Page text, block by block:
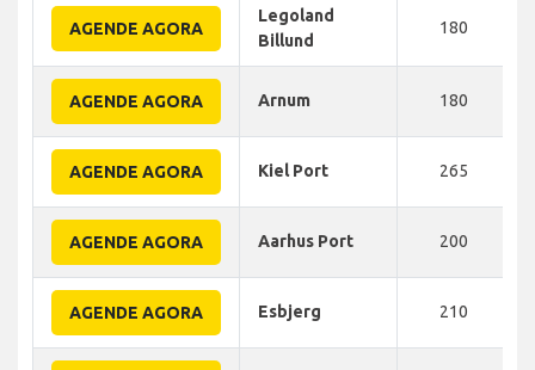
AGENDE AGORA
Legoland
Billund
180
AGENDE AGORA Arnum 180
AGENDE AGORA Kiel Port 265
AGENDE AGORA Aarhus Port 200
AGENDE AGORA Esbjerg 210